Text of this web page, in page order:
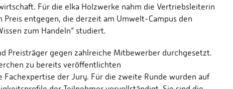
Für die elka Holzwerke nahm die Vertriebsleiterin
entgegen, die derzeit am Umwelt-Campus den
zum Handeln“ studiert.
Preisträger gegen zahlreiche Mitbewerber durchgesetzt.
zu bereits veröffentlichten
der Jury. Für die zweite Runde wurden auf